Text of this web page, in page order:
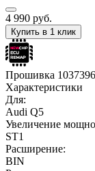
4 990 руб.
Купить в 1 клик
Прошивка
Характеристики
Для:
Audi Q5
Увеличение
ST1
Расширение:
BIN